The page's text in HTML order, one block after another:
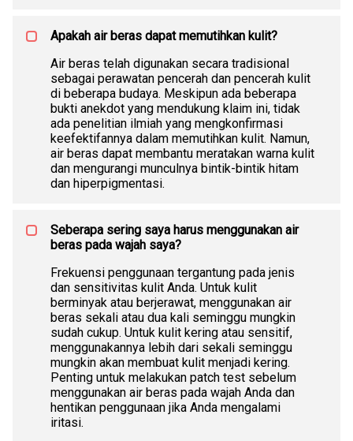
Apakah air beras dapat memutihkan kulit?
Air beras telah digunakan secara tradisional
sebagai perawatan pencerah dan pencerah kulit
di beberapa budaya. Meskipun ada beberapa
bukti anekdot yang mendukung klaim ini, tidak
ada penelitian ilmiah yang mengkonfirmasi
keefektifannya dalam memutihkan kulit. Namun,
air beras dapat membantu meratakan warna kulit
dan mengurangi munculnya bintik-bintik hitam
dan hiperpigmentasi.
Seberapa sering saya harus menggunakan air
beras pada wajah saya?
Frekuensi penggunaan tergantung pada jenis
dan sensitivitas kulit Anda. Untuk kulit
berminyak atau berjerawat, menggunakan air
beras sekali atau dua kali seminggu mungkin
sudah cukup. Untuk kulit kering atau sensitif,
menggunakannya lebih dari sekali seminggu
mungkin akan membuat kulit menjadi kering.
Penting untuk melakukan patch test sebelum
menggunakan air beras pada wajah Anda dan
hentikan penggunaan jika Anda mengalami
iritasi.